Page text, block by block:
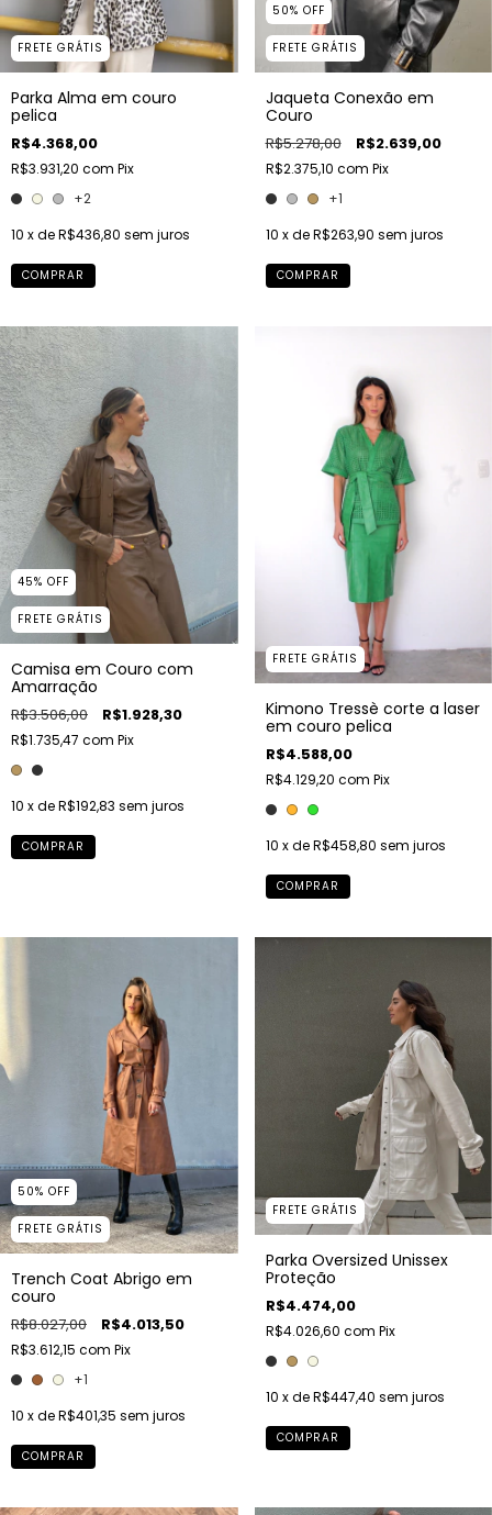
FRETE GRÁTIS
Parka Alma em couro
pelica
R$4.368,00
R$3.931,20 com Pix
+2
10 x deR$436,80 sem juros
COMPRAR
50% OFF
FRETE GRÁTIS
Jaqueta Conexão em
Couro
R$5.278,00 R$2.639,00
R$2.375,10 com Pix
+1
10 x deR$263,90 sem juros
COMPRAR
45% OFF
FRETE GRÁTIS
Camisa em Couro com
Amarração
R$3.506,00 R$1.928,30
R$1.735,47 com Pix
10 x deR$192,83 sem juros
COMPRAR
FRETE GRÁTIS
Kimono Tressè corte a laser
em couro pelica
R$4.588,00
R$4.129,20 com Pix
10 x deR$458,80 sem juros
COMPRAR
50% OFF
FRETE GRÁTIS
Trench Coat Abrigo em
couro
R$8.027,00 R$4.013,50
R$3.612,15 com Pix
+1
10 x deR$401,35 sem juros
COMPRAR
FRETE GRÁTIS
Parka Oversized Unissex
Proteção
R$4.474,00
R$4.026,60 com Pix
10 x deR$447,40 sem juros
COMPRAR